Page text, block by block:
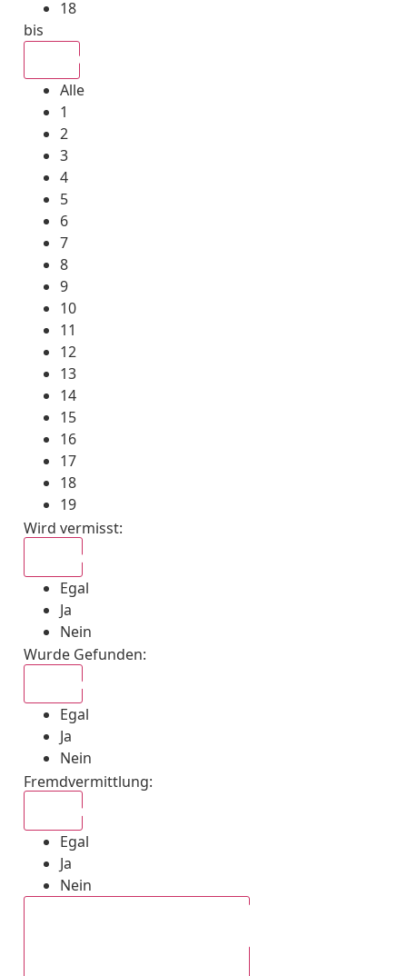
18
bis
Alle
1
2
3
4
5
6
7
8
9
10
11
12
13
14
15
16
17
18
19
Wird vermisst:
Egal
Ja
Nein
Wurde Gefunden:
Egal
Ja
Nein
Fremdvermittlung:
Egal
Ja
Nein